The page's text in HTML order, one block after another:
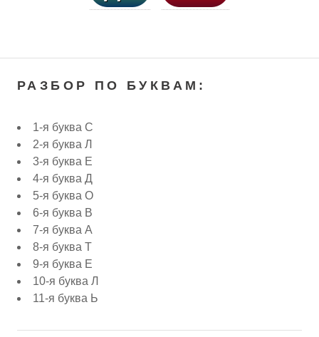
РАЗБОР ПО БУКВАМ:
1-я буква С
2-я буква Л
3-я буква Е
4-я буква Д
5-я буква О
6-я буква В
7-я буква А
8-я буква Т
9-я буква Е
10-я буква Л
11-я буква Ь